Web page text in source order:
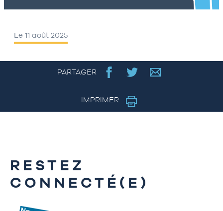
Le 11 août 2025
PARTAGER
IMPRIMER
RESTEZ
CONNECTÉ(E)